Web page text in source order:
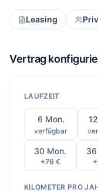
Leasing
Vertrag
LAUFZEIT
6 Mon.
verfügbar
30 Mon.
+76 €
KILOMETER PRO